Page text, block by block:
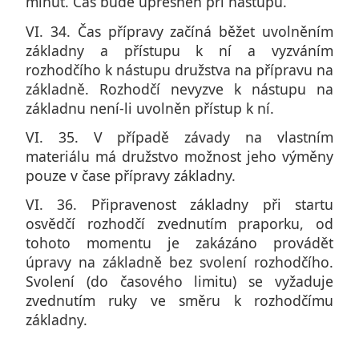
VI. 34. Čas přípravy začíná běžet uvolněním
základny a přístupu k ní a vyzváním
rozhodčího k nástupu družstva na přípravu na
základně. Rozhodčí nevyzve k nástupu na
základnu není-li uvolněn přístup k ní.
VI. 35. V případě závady na vlastním
materiálu má družstvo možnost jeho výměny
pouze v čase přípravy základny.
VI. 36. Připravenost základny při startu
osvědčí rozhodčí zvednutím praporku, od
tohoto momentu je zakázáno provádět
úpravy na základně bez svolení rozhodčího.
Svolení (do časového limitu) se vyžaduje
zvednutím ruky ve směru k rozhodčímu
základny.